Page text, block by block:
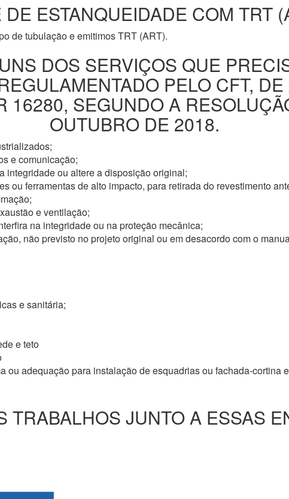
DE ESTANQUEIDADE COM TRT
de tubulação e emitimos TRT (ART).
DOS SERVIÇOS QUE
PELO CFT,
16280, SEGUNDO A
OUTUBRO DE 2018.
e comunicação;
integridade ou altere a disposição original;
ou ferramentas de alto impacto, para retirada do revestimento
e ventilação;
na integridade ou na proteção mecânica;
não previsto no projeto original ou em desacordo com o
e sanitária;
e teto
ou adequação para instalação de esquadrias ou fachada-cortina
TRABALHOS JUNTO A ESSAS